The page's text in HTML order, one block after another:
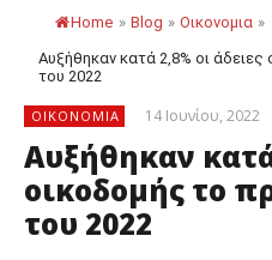
Home » Blog » Οικονομια »
Αυξήθηκαν κατά 2,8% οι
του 2022
ΟΙΚΟΝΟΜΙΑ 14 Ιουνίου, 2022
Αυξήθηκαν
οικοδομής το
του 2022